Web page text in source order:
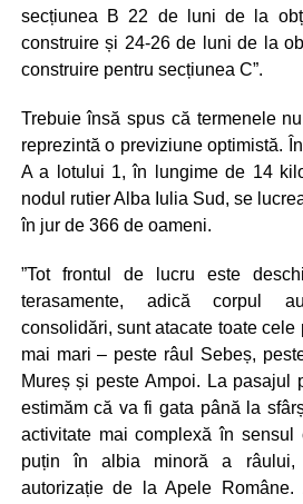
secțiunea B 22 de luni de la
construire și 24-26 de luni de la
construire pentru secțiunea C”.
Trebuie însă spus că termenele
reprezintă o previziune optimistă.
A a lotului 1, în lungime de 14
nodul rutier Alba Iulia Sud, se
în jur de 366 de oameni.
”Tot frontul de lucru este
terasamente, adică corpul
consolidări, sunt atacate toate cele
mai mari – peste râul Sebeș,
Mureș și peste Ampoi. La pasajul
estimăm că va fi gata până la
activitate mai complexă în
puțin în albia minoră a râului,
autorizație de la Apele